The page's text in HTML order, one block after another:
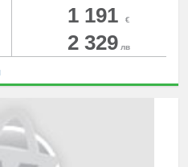
1 191 €
2 329 лв